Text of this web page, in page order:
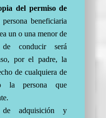
del permiso de
beneficiaria
un o una menor de
conducir será
por el padre, la
de cualquiera de
la persona que
adquisición y